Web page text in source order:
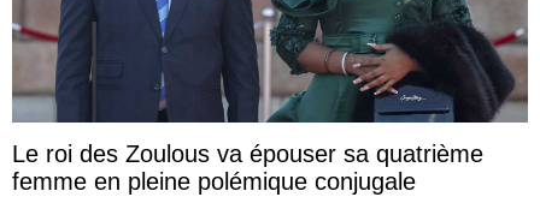
Le roi des Zoulous va épouser sa quatrième
femme en pleine polémique conjugale